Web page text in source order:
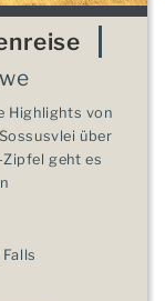
Highlights von
über
geht es